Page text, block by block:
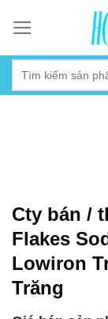
content
Cty bán /
Flakes
Lowiron
Trăng